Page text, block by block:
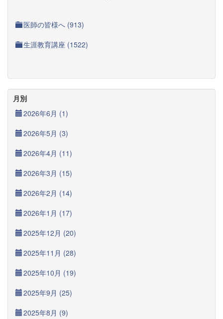
医師の皆様へ (913)
生涯教育講座 (1522)
月別
2026年6月 (1)
2026年5月 (3)
2026年4月 (11)
2026年3月 (15)
2026年2月 (14)
2026年1月 (17)
2025年12月 (20)
2025年11月 (28)
2025年10月 (19)
2025年9月 (25)
2025年8月 (9)